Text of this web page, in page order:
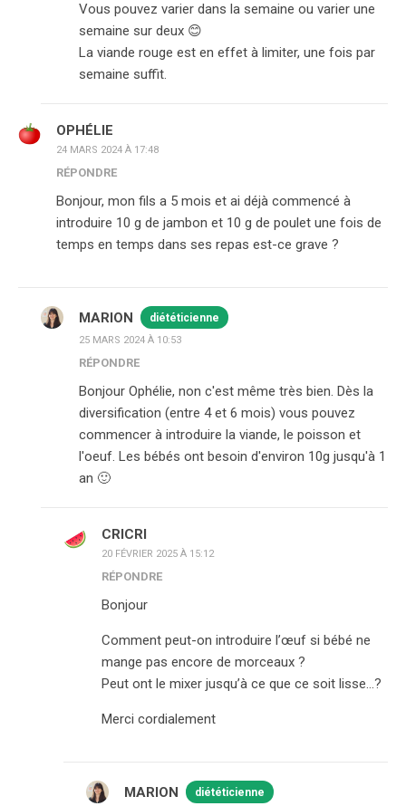
Vous pouvez varier dans la semaine ou varier une
semaine sur deux 😊
La viande rouge est en effet à limiter, une fois par
semaine suffit.
OPHÉLIE
24 MARS 2024 À 17:48
RÉPONDRE
Bonjour, mon fils a 5 mois et ai déjà commencé à
introduire 10 g de jambon et 10 g de poulet une fois de
temps en temps dans ses repas est-ce grave ?
MARION diététicienne
25 MARS 2024 À 10:53
RÉPONDRE
Bonjour Ophélie, non c'est même très bien. Dès la
diversification (entre 4 et 6 mois) vous pouvez
commencer à introduire la viande, le poisson et
l'oeuf. Les bébés ont besoin d'environ 10g jusqu'à 1
an 🙂
CRICRI
20 FÉVRIER 2025 À 15:12
RÉPONDRE
Bonjour
Comment peut-on introduire l’œuf si bébé ne
mange pas encore de morceaux ?
Peut ont le mixer jusqu’à ce que ce soit lisse…?
Merci cordialement
MARION diététicienne